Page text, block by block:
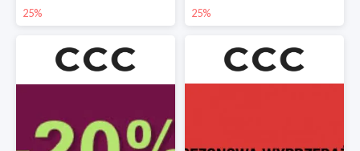
25% 25%